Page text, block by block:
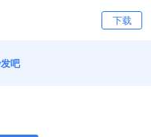
下载
吧